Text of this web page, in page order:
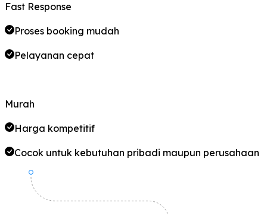
Fast Response
Proses booking mudah
Pelayanan cepat
Murah
Harga kompetitif
Cocok untuk kebutuhan pribadi maupun perusahaan